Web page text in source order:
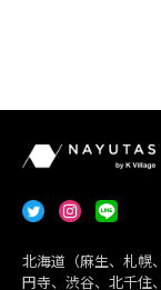
北海道（麻生、札幌
円寺、渋谷、北千住